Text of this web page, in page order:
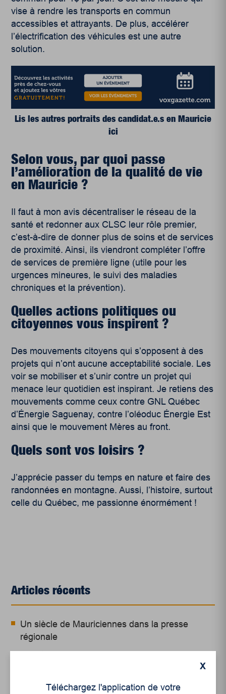
vise à rendre les transports en commun
accessibles et attrayants. De plus, accélérer
l’électrification des véhicules est une autre
solution.
Lis les autres portraits des candidat.e.s en Mauricie
ici
Selon vous, par quoi passe
l’amélioration de la qualité de vie
en Mauricie ?
Il faut à mon avis décentraliser le réseau de la
santé et redonner aux CLSC leur rôle premier,
c’est-à-dire de donner plus de soins et de services
de proximité. Ainsi, ils viendront compléter l’offre
de services de première ligne (utile pour les
urgences mineures, le suivi des maladies
chroniques et la prévention).
Quelles actions politiques ou
citoyennes vous inspirent ?
Des mouvements citoyens qui s’opposent à des
projets qui n’ont aucune acceptabilité sociale. Les
voir se mobiliser et s’unir contre un projet qui
menace leur quotidien est inspirant. Je retiens des
mouvements comme ceux contre GNL Québec
d’Énergie Saguenay, contre l’oléoduc Énergie Est
ainsi que le mouvement Mères au front.
Quels sont vos loisirs ?
J’apprécie passer du temps en nature et faire des
randonnées en montagne. Aussi, l’histoire, surtout
celle du Québec, me passionne énormément !
Articles récents
Un siècle de Mauriciennes dans la presse
régionale
Le sport professionnel féminin : en mouvement,
en croissance
X
Téléchargez l'application de votre